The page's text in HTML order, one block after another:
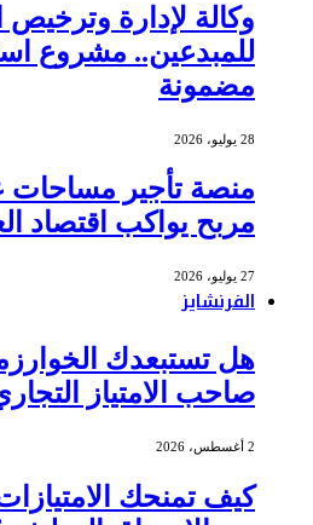
وكالة لإدارة
للمبدعين.. مشروع
مضمونة
28 يوليو، 2026
منصة تأجير
مربح يواكب اقتصاد
27 يوليو، 2026
الفرنشايز
هل تستبعدك
صاحب الامتياز
2 أغسطس، 2026
كيف تمنحك